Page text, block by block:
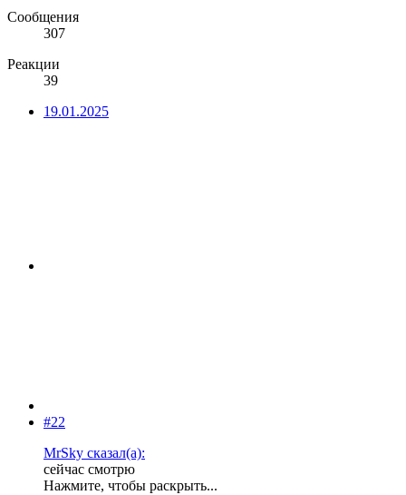
Сообщения
307
Реакции
39
19.01.2025
#22
MrSky сказал(а):
сейчас смотрю
Нажмите, чтобы раскрыть...